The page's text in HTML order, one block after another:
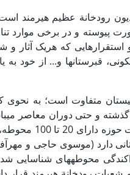
رودخانة عظیم هیرمند
پیوسته و در برخی موارد
که هریک آثار و
قبرستان­ها و... از خود به
و کمیت محوطه­ها در هریک از حوزه­های 22گانة سیستان متفاوت است؛ به
گذشته و حتی دوران معاصر
از این میان پنج حوزه دارای آثار بسیار اندک و کمتر از 10
و یک حوزه نزدیک به 500 محوطة باستانی دارد (موسوی حاجی و
کوتاه به نقشة پراکندگی محوطه­های شناسایی